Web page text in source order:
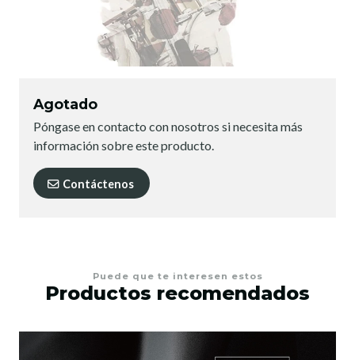
Agotado
Póngase en contacto con nosotros si necesita más
información sobre este producto.
Contáctenos
Puede que te interesen estos
Productos recomendados